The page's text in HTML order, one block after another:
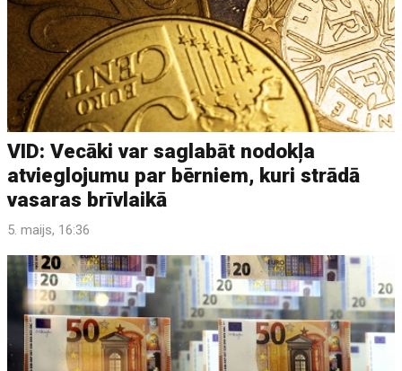
VID: Vecāki var saglabāt nodokļa
atvieglojumu par bērniem, kuri strādā
vasaras brīvlaikā
5. maijs, 16:36